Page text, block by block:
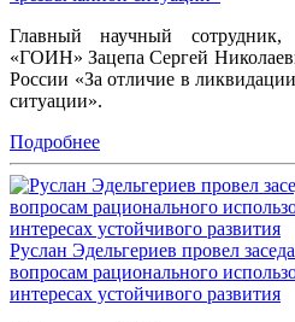
Главный научный
«ГОИН» Зацепа Сергей
России «За отличие в
ситуации».
Подробнее
Руслан Эдельгериев провел
вопросам рационального
интересах устойчивого развития